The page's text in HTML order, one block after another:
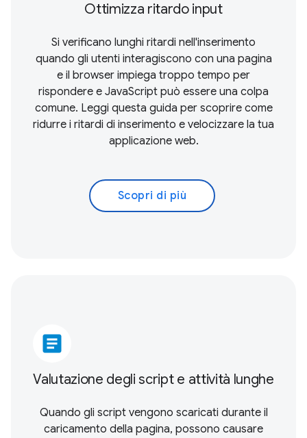
Ottimizza ritardo input
Si verificano lunghi ritardi nell'inserimento
quando gli utenti interagiscono con una pagina
e il browser impiega troppo tempo per
rispondere e JavaScript può essere una colpa
comune. Leggi questa guida per scoprire come
ridurre i ritardi di inserimento e velocizzare la tua
applicazione web.
Scopri di più
article
Valutazione degli script e attività lunghe
Quando gli script vengono scaricati durante il
caricamento della pagina, possono causare